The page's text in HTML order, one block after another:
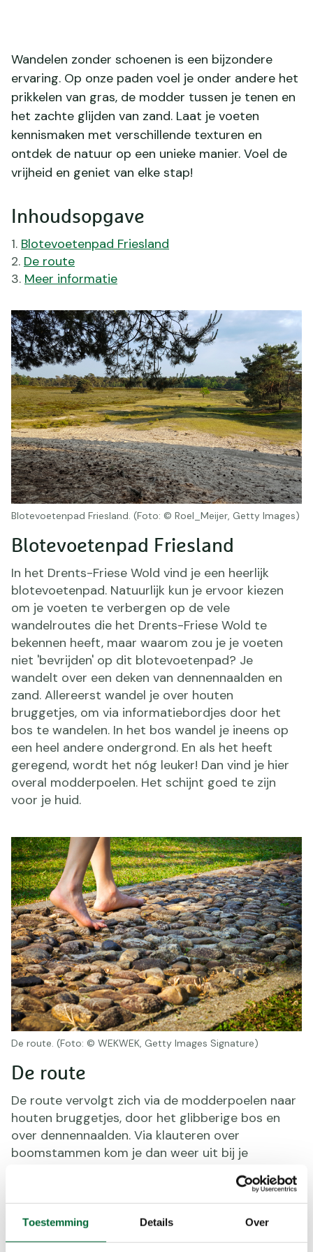
Toestemming Details Over
Wandelen zonder schoenen is een bijzondere
ervaring. Op onze paden voel je onder andere het
prikkelen van gras, de modder tussen je tenen en
het zachte glijden van zand. Laat je voeten
kennismaken met verschillende texturen en
ontdek de natuur op een unieke manier. Voel de
vrijheid en geniet van elke stap!
Inhoudsopgave
Blotevoetenpad Friesland
De route
Meer informatie
Blotevoetenpad Friesland
In het Drents-Friese Wold vind je een heerlijk
blotevoetenpad. Natuurlijk kun je ervoor kiezen
om je voeten te verbergen op de vele
wandelroutes die het Drents-Friese Wold te
bekennen heeft, maar waarom zou je je voeten
niet 'bevrijden' op dit blotevoetenpad? Je
wandelt over een deken van dennennaalden en
zand. Allereerst wandel je over houten
bruggetjes, om via informatiebordjes door het
bos te wandelen. In het bos wandel je ineens op
een heel andere ondergrond. En als het heeft
geregend, wordt het nóg leuker! Dan vind je hier
overal modderpoelen. Het schijnt goed te zijn
voor je huid.
Blotevoetenpad Friesland. (Foto: © Roel_Meijer, Getty Images)
De route. (Foto: © WEKWEK, Getty Images Signature)
De route
De route vervolgt zich via de modderpoelen naar
houten bruggetjes, door het glibberige bos en
over dennennaalden. Via klauteren over
boomstammen kom je dan weer uit bij je
volgende hindernis: over het water! Vergeet ook
het touw over het water niet; als een echt aapje
kun je hier aan hangen. Kom je naar de overkant?